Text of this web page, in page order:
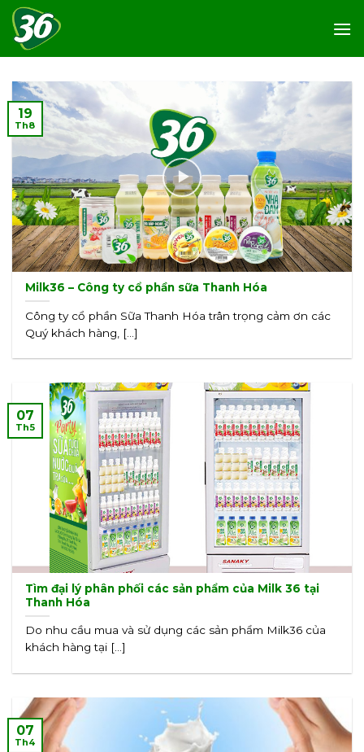
Skip
to
content
Milk36 – Công ty cổ phần sữa Thanh Hóa
Công ty cổ phần Sữa Thanh Hóa trân trọng cảm ơn các
Quý khách hàng, [...]
19
Th8
Tìm đại lý phân phối các sản phẩm của Milk 36 tại
Thanh Hóa
Do nhu cầu mua và sử dụng các sản phẩm Milk36 của
khách hàng tại [...]
07
Th5
07
Th4